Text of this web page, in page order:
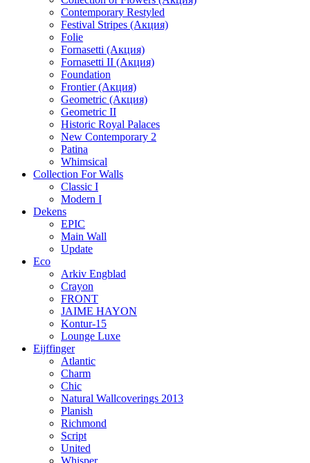
Contemporary Restyled
Festival Stripes (Акция)
Folie
Fornasetti (Акция)
Fornasetti II (Акция)
Foundation
Frontier (Акция)
Geometric (Акция)
Geometric II
Historic Royal Palaces
New Contemporary 2
Patina
Whimsical
Collection For Walls
Classic I
Modern I
Dekens
EPIC
Main Wall
Update
Eco
Arkiv Engblad
Crayon
FRONT
JAIME HAYON
Kontur-15
Lounge Luxe
Eijffinger
Atlantic
Charm
Chic
Natural Wallcoverings 2013
Planish
Richmond
Script
United
Whisper